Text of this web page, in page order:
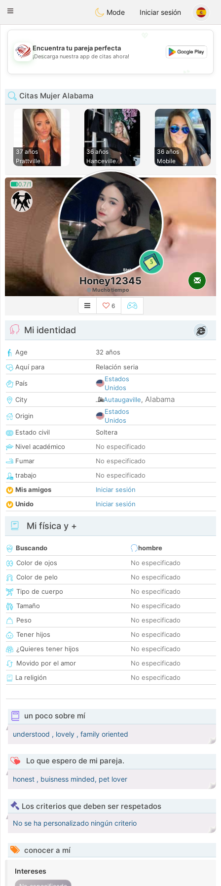
StatesDating
Toggle
Mode Iniciar sesión
💖
💕
Encuentra tu pareja perfecta
¡Descarga nuestra app de citas ahora!
Citas Mujer Alabama
37 años
Prattville
36 años
Hanceville
36 años
Mobile
0.7/1
5
Honey12345
Mucho tiempo
6
Mi identidad
Age
32 años
Aquí para
Relación seria
País
Estados
Unidos
City
Autaugaville, Alabama
Origin
Estados
Unidos
Estado civil
Soltera
Nivel académico
No especificado
Fumar
No especificado
trabajo
No especificado
Mis amigos
Iniciar sesión
Unido
Iniciar sesión
Mi física y +
Buscando
hombre
Color de ojos
No especificado
Color de pelo
No especificado
Tipo de cuerpo
No especificado
Tamaño
No especificado
Peso
No especificado
Tener hijos
No especificado
¿Quieres tener hijos
No especificado
Movido por el amor
No especificado
La religión
No especificado
un poco sobre mí
understood , lovely , family oriented
Lo que espero de mi pareja.
honest , buisness minded, pet lover
Los criterios que deben ser respetados
No se ha personalizado ningún criterio
conocer a mí
Intereses